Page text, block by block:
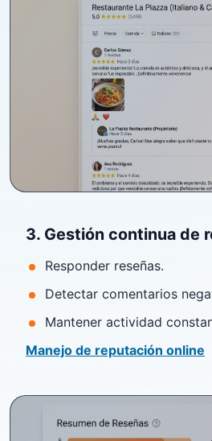
3. Gestión continua de
Responder reseñas.
Detectar comentarios
Mantener actividad
Manejo de reputación online